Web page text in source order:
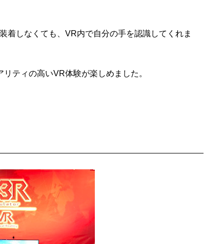
着しなくても、VR内で自分の手を認識してくれま
ティの高いVR体験が楽しめました。